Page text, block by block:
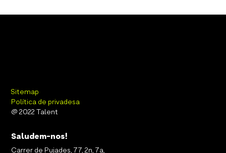
Sitemap
Política de privadesa
@ 2022 Talent
Saludem-nos!
Carrer de Pujades, 77, 2n, 7a,